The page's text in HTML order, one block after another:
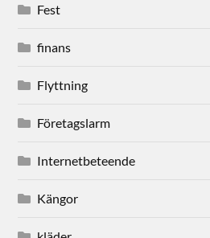
Fest
finans
Flyttning
Företagslarm
Internetbeteende
Kängor